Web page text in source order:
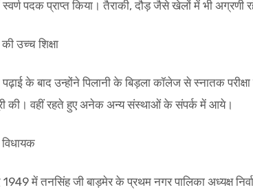
पदक प्राप्त किया। तैराकी, दौड़ जैसे खेलों में भी अग्रणी
उच्च शिक्षा
के बाद उन्होंने पिलानी के बिड़ला कॉलेज से स्नातक
की। वहीं रहते हुए अनेक अन्य संस्थाओं के संपर्क में आये।
में तनसिंह जी बाड़मेर के प्रथम नगर पालिका अध्यक्ष